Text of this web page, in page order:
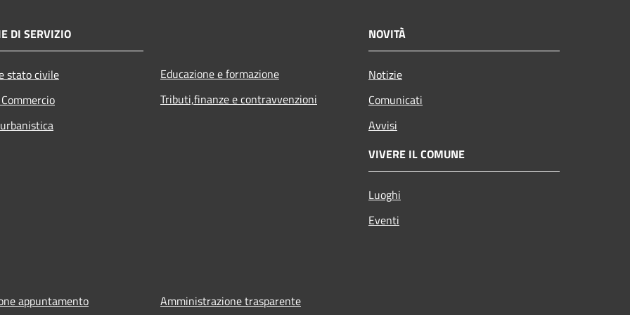
DI SERVIZIO
stato civile
Educazione e formazione
Tributi,finanze e contravvenzioni
NOVITÀ
Notizie
Comunicati
Avvisi
VIVERE IL COMUNE
Luoghi
Eventi
appuntamento Amministrazione trasparente